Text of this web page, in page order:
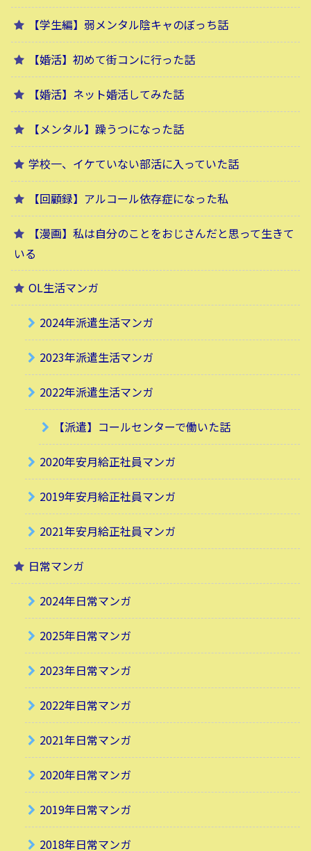
【学生編】弱メンタル陰キャのぼっち話
【婚活】初めて街コンに行った話
【婚活】ネット婚活してみた話
【メンタル】躁うつになった話
学校一、イケていない部活に入っていた話
【回顧録】アルコール依存症になった私
【漫画】私は自分のことをおじさんだと思って生きて
いる
OL生活マンガ
2024年派遣生活マンガ
2023年派遣生活マンガ
2022年派遣生活マンガ
【派遣】コールセンターで働いた話
2020年安月給正社員マンガ
2019年安月給正社員マンガ
2021年安月給正社員マンガ
日常マンガ
2024年日常マンガ
2025年日常マンガ
2023年日常マンガ
2022年日常マンガ
2021年日常マンガ
2020年日常マンガ
2019年日常マンガ
2018年日常マンガ